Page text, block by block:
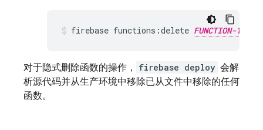
firebase functions:delete FUNCTION-
对于隐式删除函数的操作， firebase deploy 会解
析源代码并从生产环境中移除已从文件中移除的任何
函数。